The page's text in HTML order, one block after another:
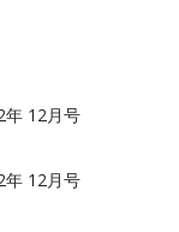
年 12月号
年 12月号